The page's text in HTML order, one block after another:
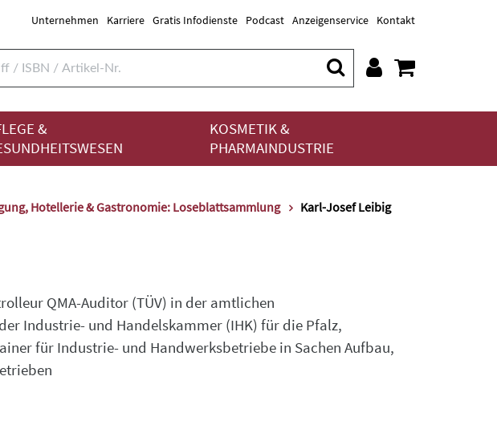
Unternehmen Karriere Gratis Infodienste Podcast Anzeigenservice Kontakt
&
KOSMETIK &
PHARMAINDUSTRIE
Hotellerie & Gastronomie: Loseblattsammlung Karl-Josef Leibig
QMA-Auditor (TÜV) in der amtlichen
Industrie- und Handelskammer (IHK) für die Pfalz,
für Industrie- und Handwerksbetriebe in Sachen Aufbau,